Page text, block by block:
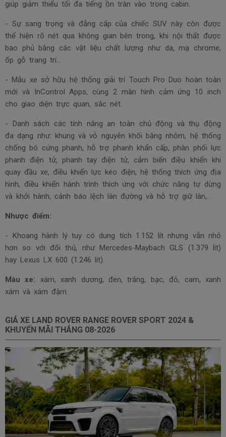
giúp giảm thiểu tối đa tiếng ồn tràn vào trong cabin.
- Sự sang trọng và đẳng cấp của chiếc SUV này còn được
thể hiện rõ nét qua không gian bên trong, khi nội thất được
bao phủ bằng các vật liệu chất lượng như da, mạ chrome,
ốp gỗ trang trí…
- Mẫu xe sở hữu hệ thống giải trí Touch Pro Duo hoàn toàn
mới và InControl Apps, cùng 2 màn hình cảm ứng 10 inch
cho giao diện trực quan, sắc nét.
- Danh sách các tính năng an toàn chủ động và thụ động
đa dạng như: khung và vỏ nguyên khối bằng nhôm, hệ thống
chống bó cứng phanh, hỗ trợ phanh khẩn cấp, phân phối lực
phanh điện tử, phanh tay điện tử, cảm biến điều khiển khi
quay đầu xe, điều khiển lực kéo điện, hệ thống thích ứng địa
hình, điều khiển hành trình thích ứng với chức năng tự dừng
và khởi hành, cảnh báo lệch làn đường và hỗ trợ giữ làn,...
Nhược điểm:
- Khoang hành lý tuy có dung tích 1.152 lít nhưng vẫn nhỏ
hơn so với đối thủ, như Mercedes-Maybach GLS (1.379 lít)
hay Lexus LX 600 (1.246 lít).
Màu xe: xám, xanh dương, đen, trắng, bạc, đỏ, cam, xanh
xám và xám đậm.
GIÁ XE LAND ROVER RANGE ROVER SPORT 2024 &
KHUYẾN MÃI THÁNG 08-2026